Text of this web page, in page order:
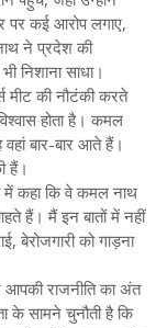
पर कई आरोप लगाए,
ने प्रदेश की
निशाना साधा।
मीट की नौटंकी करते
होता है। कमल
बार-बार आते हैं।
हैं।
कहा कि वे कमल नाथ
हैं। मैं इन बातों में नहीं
बेरोजगारी को गाड़ना
राजनीति का अंत
के सामने चुनौती है कि